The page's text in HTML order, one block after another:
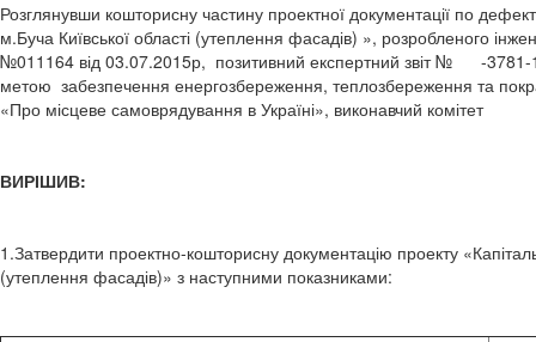
Розглянувши кошторисну частину проектної документації по
м.Буча Київської області (утеплення фасадів) », розробленого
№011164 від 03.07.2015р, позитивний експертний звіт № -3781-
метою забезпечення енергозбереження, теплозбереження та
«Про місцеве самоврядування в Україні», виконавчий комітет
ВИРІШИВ:
1.Затвердити проектно-кошторисну документацію проекту
(утеплення фасадів)» з наступними показниками: